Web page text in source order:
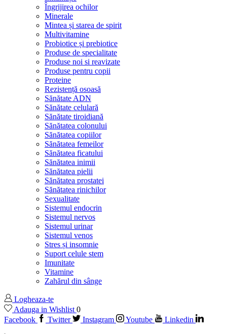
Îngrijirea ochilor
Minerale
Mintea și starea de spirit
Multivitamine
Probiotice și prebiotice
Produse de specialitate
Produse noi si reavizate
Produse pentru copii
Proteine
Rezistență osoasă
Sănătate ADN
Sănătate celulară
Sănătate tiroidiană
Sănătatea colonului
Sănătatea copiilor
Sănătatea femeilor
Sănătatea ficatului
Sănătatea inimii
Sănătatea pielii
Sănătatea prostatei
Sănătatea rinichilor
Sexualitate
Sistemul endocrin
Sistemul nervos
Sistemul urinar
Sistemul venos
Stres și insomnie
Suport celule stem
Imunitate
Vitamine
Zahărul din sânge
Logheaza-te
Adauga in Wishlist 0
Facebook
Twitter Instagram Youtube Linkedin